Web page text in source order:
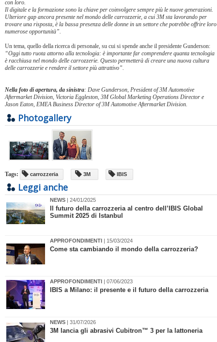
con loro.
Il digitale e la formazione sono la chiave per coinvolgere sempre più le nuove generazioni.
Ulteriore gap ancora presente nel mondo delle carrozzerie, a cui 3M sta lavorando per
trovare una risposta, è la bassa presenza delle donne in un settore che potrebbe offrire loro
numerose opportunità”.
Un tema, quello della ricerca di personale, su cui si spende anche il presidente Gunderson:
“Oggi tutto ruota attorno alla tecnologia: è importante far comprendere quanta tecnologia
è racchiusa nel mondo delle carrozzerie. Questo permetterà di creare una nuova cultura
delle carrozzerie e rendere il settore più attrattivo”.
Nella foto di apertura, da sinistra: Dave Gunderson, President of 3M Automotive
Aftermarket Division, Victoria Eggleston, 3M Global Marketing Operations Director e
Jason Eaton, EMEA Business Director of 3M Automotive Aftermarket Division.
Photogallery
Tags: carrozzeria 3M IBIS
Leggi anche
NEWS | 24/01/2025
​Il futuro della carrozzeria al centro dell’IBIS Global
Summit 2025 di Istanbul
APPROFONDIMENTI | 15/03/2024
​Come sta cambiando il mondo della carrozzeria?
APPROFONDIMENTI | 07/06/2023
​IBIS a Milano: il presente e il futuro della carrozzeria
NEWS | 31/07/2026
3M lancia gli abrasivi Cubitron™ 3 per la lattoneria